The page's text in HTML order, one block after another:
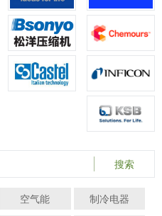
搜索
空气能 制冷电器